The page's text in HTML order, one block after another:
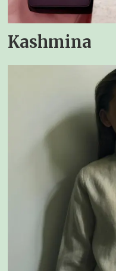
Kashmina